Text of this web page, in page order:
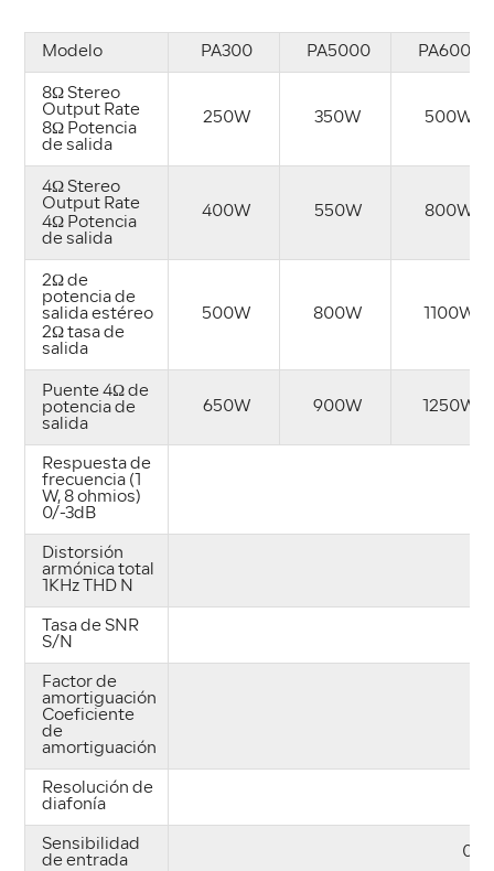
Modelo PA300 PA5000 PA6000
8Ω Stereo
Output Rate
8Ω Potencia
de salida
250W 350W 500W
4Ω Stereo
Output Rate
4Ω Potencia
de salida
400W 550W 800W
2Ω de
potencia de
salida estéreo
2Ω tasa de
salida
500W 800W 1100W
Puente 4Ω de
potencia de
salida
650W 900W 1250W
Respuesta de
frecuencia (1
W, 8 ohmios)
0/-3dB
Distorsión
armónica total
1KHz THD N
Tasa de SNR
S/N
Factor de
amortiguación
Coeficiente
de
amortiguación
Resolución de
diafonía
Sensibilidad
de entrada